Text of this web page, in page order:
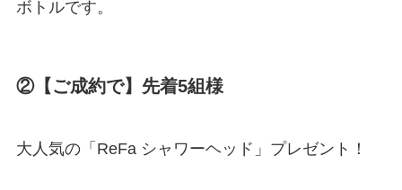
ボトルです。
②【ご成約で】先着5組様
大人気の「ReFa シャワーヘッド」プレゼント！